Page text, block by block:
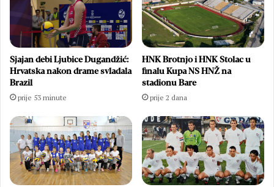
Sjajan debi Ljubice Dugandžić:
Hrvatska nakon drame svladala
Brazil
prije 53 minute
HNK Brotnjo i HNK Stolac u
finalu Kupa NS HNŽ na
stadionu Bare
prije 2 dana